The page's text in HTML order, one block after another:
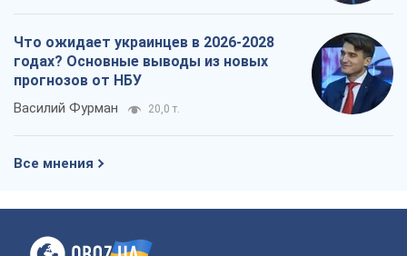
Что ожидает украинцев в 2026-2028
годах? Основные выводы из новых
прогнозов от НБУ
Василий Фурман 20,0 т.
Все мнения